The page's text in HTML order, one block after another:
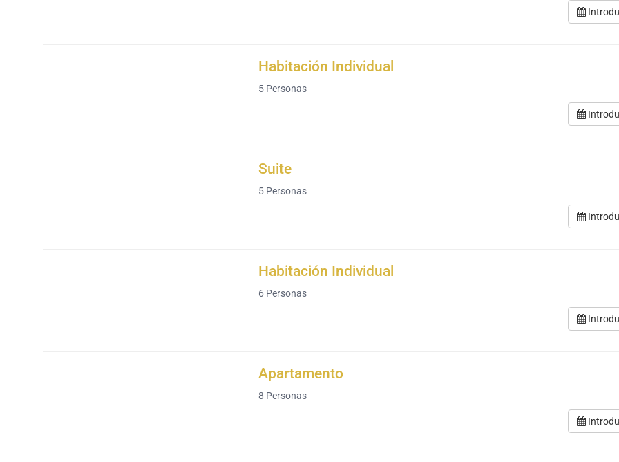
Habitación Individual
5 Personas
Suite
5 Personas
Habitación Individual
6 Personas
Apartamento
8 Personas